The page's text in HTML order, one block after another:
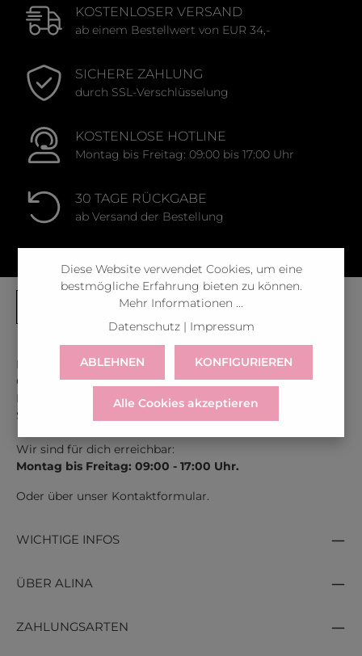
KOSTENLOSER VERSAND
ab einem Bestellwert von EUR 34,-
SICHERE ZAHLUNG
durch SSL-Verschlüsselung
KOSTENLOSE HOTLINE
Montag bis Freitag: 09:00 bis 17:00 Uhr
30 TAGE RÜCKGABE
ab Versand der Bestellung
Kontaktiere uns unter der gratis Rufnummer:
Österreich:0043 800 366 60 33
Deutschland:
0049 800 366 60 33
Schweiz:
Wir sind für dich erreichbar:
Montag bis Freitag: 09:00 - 17:00 Uhr.
Oder über unser Kontaktformular.
WICHTIGE INFOS
ÜBER ALINA
ZAHLUNGSARTEN
Diese Website verwendet Cookies, um eine
bestmögliche Erfahrung bieten zu können.
Mehr Informationen ...
Datenschutz| Impressum
ABLEHNEN KONFIGURIEREN
Alle Cookies akzeptieren